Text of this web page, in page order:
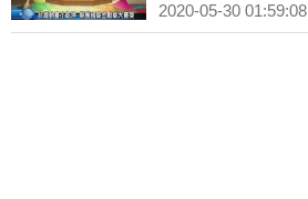
2020-05-30 01:59:08